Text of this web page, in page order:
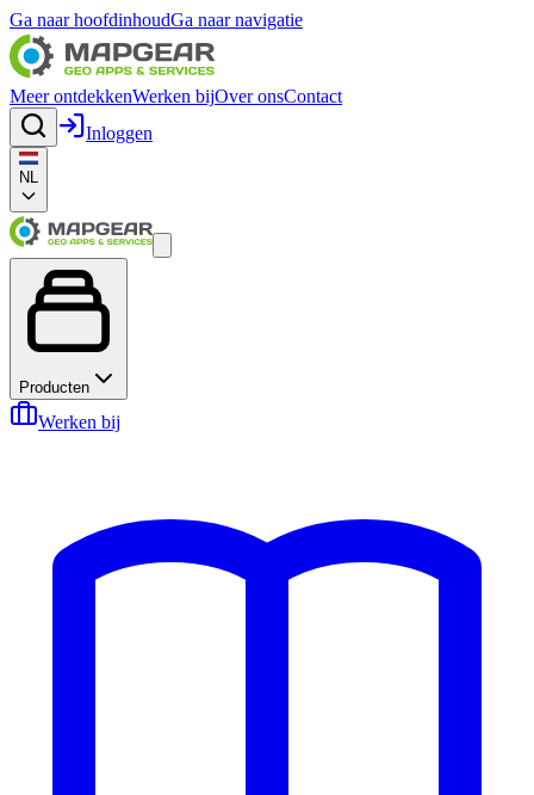
Ga naar hoofdinhoudGa naar navigatie
Meer ontdekkenWerken bijOver onsContact
Inloggen
NL
Producten
Werken bij